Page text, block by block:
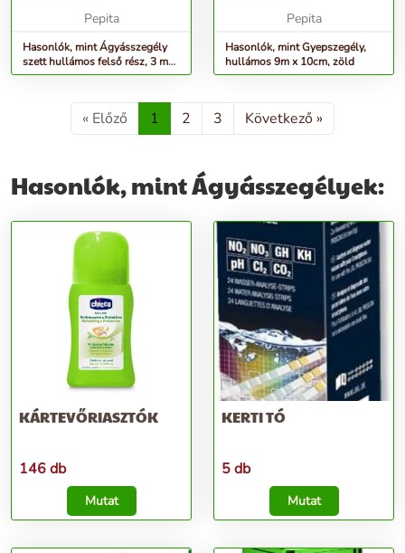
Pepita
Hasonlók, mint Ágyásszegély
szett hullámos felső rész, 3 mm,
fekete, 13cmx12m +...
Pepita
Hasonlók, mint Gyepszegély,
hullámos 9m x 10cm, zöld
« Előző 1 2 3 Következő »
Hasonlók, mint Ágyásszegélyek:
KÁRTEVŐRIASZTÓK
146 db
Mutat
KERTI TÓ
5 db
Mutat